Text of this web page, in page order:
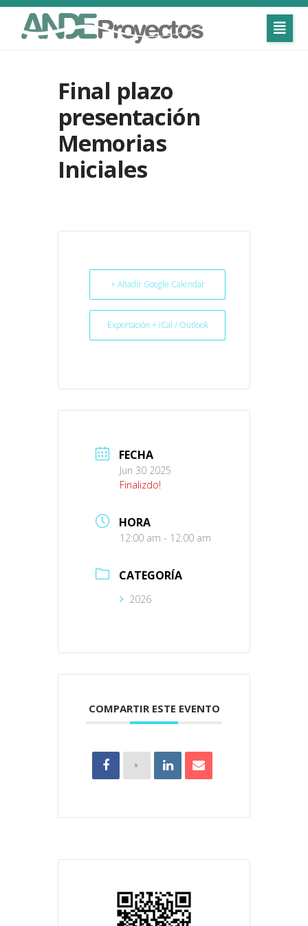
Final plazo
presentación
Memorias
Iniciales
+ Añadir Google Calendar
Exportación + iCal / Outlook
FECHA
Jun 30 2025
Finalizdo!
HORA
12:00 am - 12:00 am
CATEGORÍA
2026
COMPARTIR ESTE EVENTO